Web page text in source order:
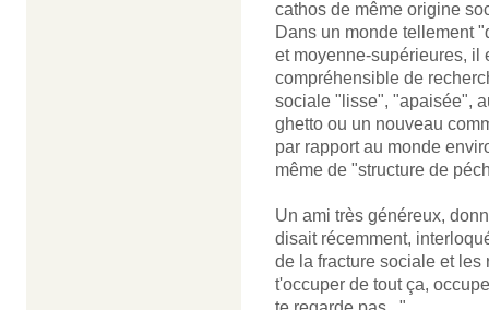
cathos de même origine
Dans un monde tellement
et moyenne-supérieures, il
compréhensible de
sociale "lisse", "apaisée",
ghetto ou un nouveau
par rapport au monde
même de "structure de
Un ami très généreux,
disait récemment,
de la fracture sociale et
t'occuper de tout ça,